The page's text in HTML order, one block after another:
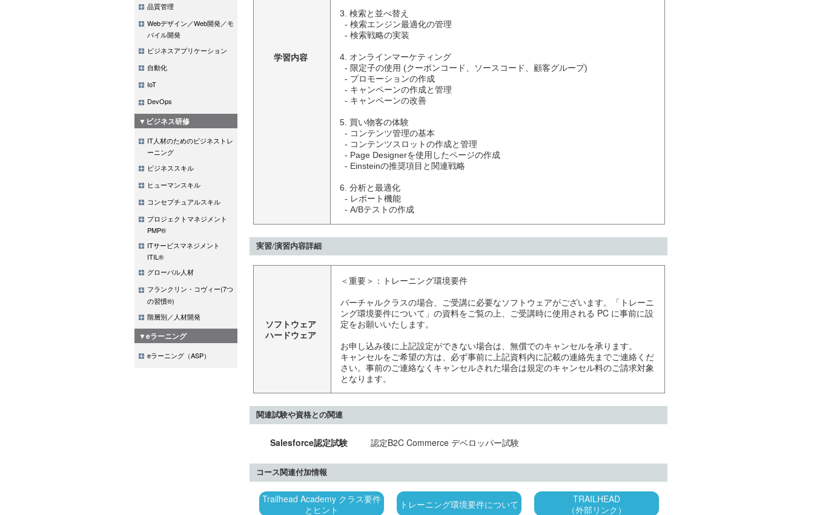
品質管理
Webデザイン／Web開発／モ
バイル開発
ビジネスアプリケーション
自動化
IoT
DevOps
▼ビジネス研修
IT人材のためのビジネストレ
ーニング
ビジネススキル
ヒューマンスキル
コンセプチュアルスキル
プロジェクトマネジメント
PMP®
ITサービスマネジメント
ITIL®
グローバル人材
フランクリン・コヴィー(7つ
の習慣®)
階層別／人材開発
▼eラーニング
eラーニング（ASP）
学習内容
3. 検索と並べ替え
4. オンラインマーケティング
5. 買い物客の体験
6. 分析と最適化
  - A/Bテストの作成
実習/演習内容詳細
ソフトウェア
ハードウェア
＜重要＞：トレーニング環境要件
バーチャルクラスの場合、ご受講に必要なソフトウェアがございます。「トレーニ
ング環境要件について」の資料をご覧の上、ご受講時に使用される PC に事前に設
定をお願いいたします。
お申し込み後に上記設定ができない場合は、無償でのキャンセルを承ります。
キャンセルをご希望の方は、必ず事前に上記資料内に記載の連絡先までご連絡くだ
さい。事前のご連絡なくキャンセルされた場合は規定のキャンセル料のご請求対象
となります。
関連試験や資格との関連
Salesforce認定試験 認定B2C Commerce デベロッパー試験
コース関連付加情報
Trailhead Academy クラス要件
とヒント
トレーニング環境要件について
TRAILHEAD
（外部リンク）